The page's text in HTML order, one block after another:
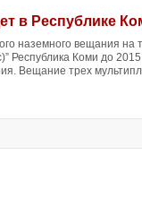
в Республике
наземного вещания на
Республика Коми до
Вещание трех